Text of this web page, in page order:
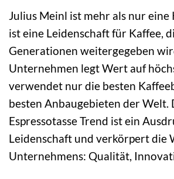
Julius Meinl ist mehr als nur eine
ist eine Leidenschaft für Kaffee,
Generationen weitergegeben
Unternehmen legt Wert auf
verwendet nur die besten
besten Anbaugebieten der Welt.
Espressotasse Trend ist ein
Leidenschaft und verkörpert die
Unternehmens: Qualität,